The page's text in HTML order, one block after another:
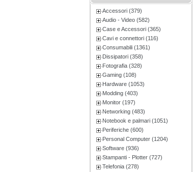
Accessori (379)
Audio - Video (582)
Case e Accessori (365)
Cavi e connettori (116)
Consumabili (1361)
Dissipatori (358)
Fotografia (328)
Gaming (108)
Hardware (1053)
Modding (403)
Monitor (197)
Networking (483)
Notebook e palmari (1051)
Periferiche (600)
Personal Computer (1204)
Software (936)
Stampanti - Plotter (727)
Telefonia (278)